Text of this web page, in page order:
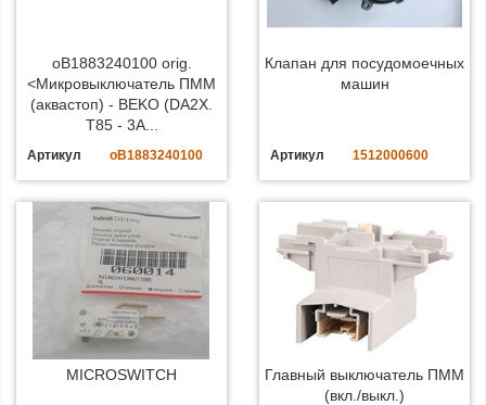
oB1883240100 orig.
<Микровыключатель ПММ
(аквастоп) - BEKO (DA2X.
T85 - 3A...
Артикул oB1883240100
Клапан для посудомоечных
машин
Артикул 1512000600
MICROSWITCH
Главный выключатель ПММ
(вкл./выкл.)